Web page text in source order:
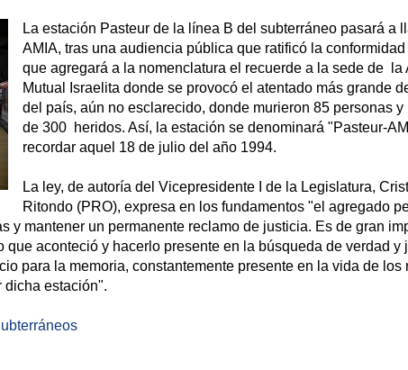
La estación Pasteur de la línea B del subterráneo pasará a
AMIA, tras una audiencia pública que ratificó la
que agregará a la nomenclatura el recuerde a la sede de la
Mutual Israelita donde se provocó el atentado más grande
del país, aún no esclarecido, donde murieron 85 personas y
de 300 heridos. Así, la estación se denominará "Pasteur-
recordar aquel 18 de julio del año 1994.
La ley, de autoría del Vicepresidente I de la Legislatura,
Ritondo (PRO), expresa en los fundamentos "el agregado
y mantener un permanente reclamo de justicia. Es de gran
que aconteció y hacerlo presente en la búsqueda de verdad y
para la memoria, constantemente presente en la vida de los
dicha estación".